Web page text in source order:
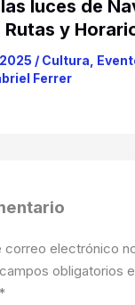
luces de
y
/ Cultura
Ferrer
correo electrónico
obligatorios
*